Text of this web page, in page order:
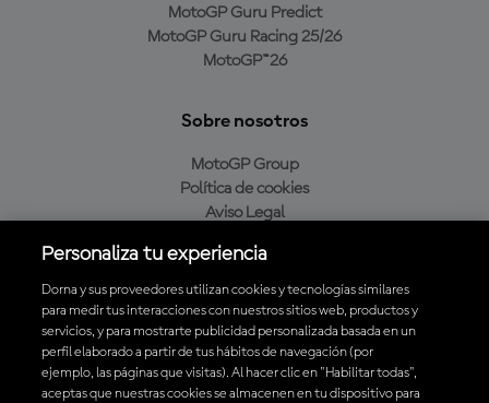
MotoGP Guru Predict
MotoGP Guru Racing 25/26
MotoGP™26
Sobre nosotros
MotoGP Group
Política de cookies
Aviso Legal
Política de compra
Descarga la aplicación oficial de MotoGP™
Personaliza tu experiencia
Dorna y sus proveedores utilizan cookies y tecnologías similares
para medir tus interacciones con nuestros sitios web, productos y
servicios, y para mostrarte publicidad personalizada basada en un
perfil elaborado a partir de tus hábitos de navegación (por
ejemplo, las páginas que visitas). Al hacer clic en "Habilitar todas",
aceptas que nuestras cookies se almacenen en tu dispositivo para